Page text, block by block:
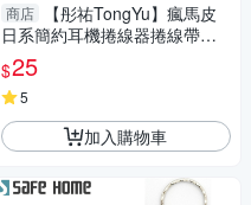
商店
【彤祐TongYu】瘋馬皮
日系簡約耳機捲線器捲線帶捲
線收納帶
$25
5
加入購物車